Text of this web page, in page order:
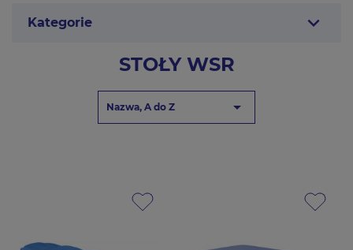
Kategorie expand_more
STOŁY WSR
Nazwa, A do Z 